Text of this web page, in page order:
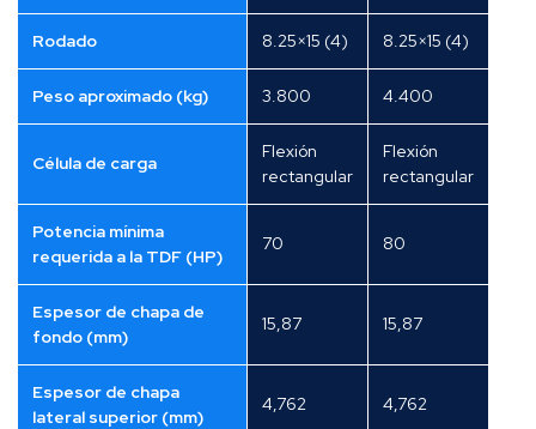
Rodado 8.25×15 (4) 8.25×15 (4)
Peso aproximado (kg) 3.800 4.400
Célula de carga
Flexión
rectangular
Flexión
rectangular
Potencia mínima
requerida a la TDF (HP)
70 80
Espesor de chapa de
fondo (mm)
15,87 15,87
Espesor de chapa
lateral superior (mm)
4,762 4,762